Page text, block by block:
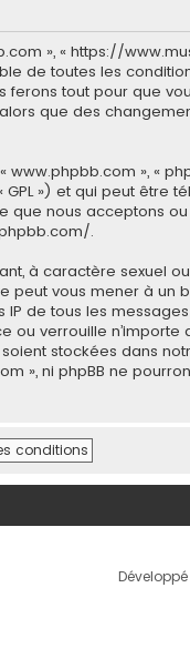
», « https://
de toutes les
tout pour que
que des
», «
») et qui peut être
que nous acceptons
.
à caractère sexuel
peut vous mener à
de tous les
verrouille
stockées dans
», ni phpBB ne